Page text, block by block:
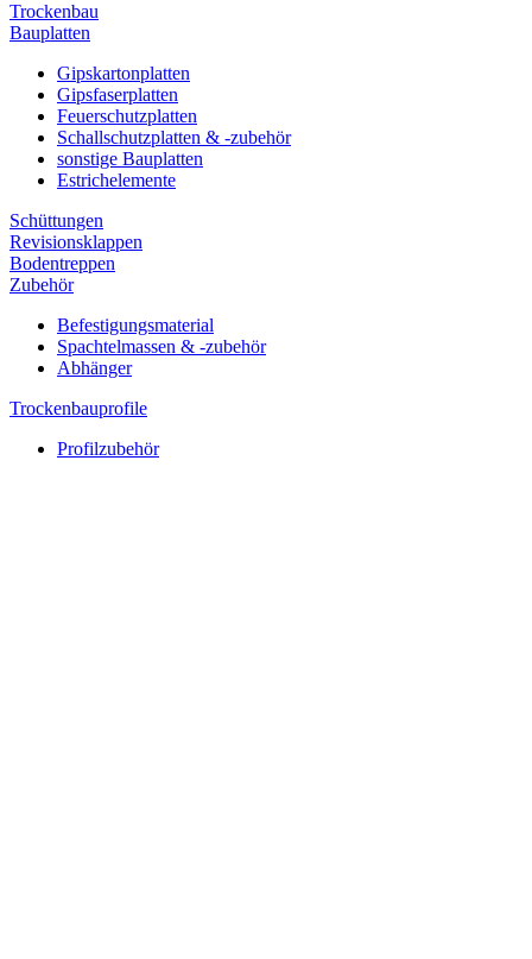
Trockenbau
Bauplatten
Gipskartonplatten
Gipsfaserplatten
Feuerschutzplatten
Schallschutzplatten & -zubehör
sonstige Bauplatten
Estrichelemente
Schüttungen
Revisionsklappen
Bodentreppen
Zubehör
Befestigungsmaterial
Spachtelmassen & -zubehör
Abhänger
Trockenbauprofile
Profilzubehör